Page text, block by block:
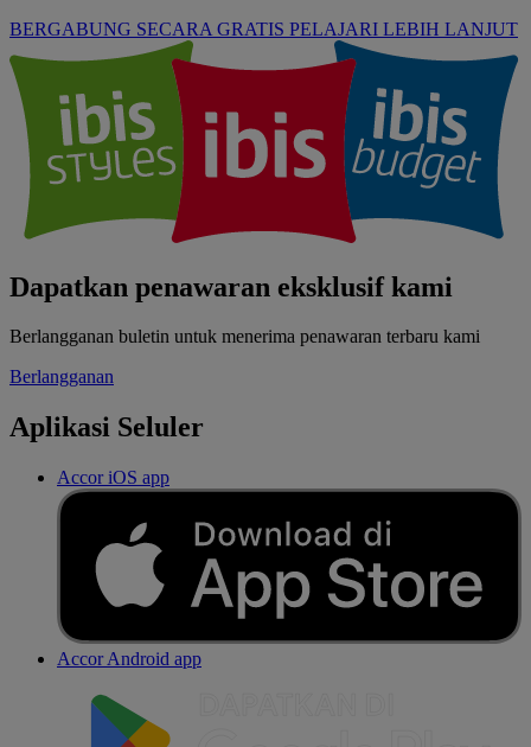
BERGABUNG SECARA GRATIS PELAJARI LEBIH LANJUT
Dapatkan penawaran eksklusif kami
Berlangganan buletin untuk menerima penawaran terbaru kami
Berlangganan
Aplikasi Seluler
Accor iOS app
Accor Android app